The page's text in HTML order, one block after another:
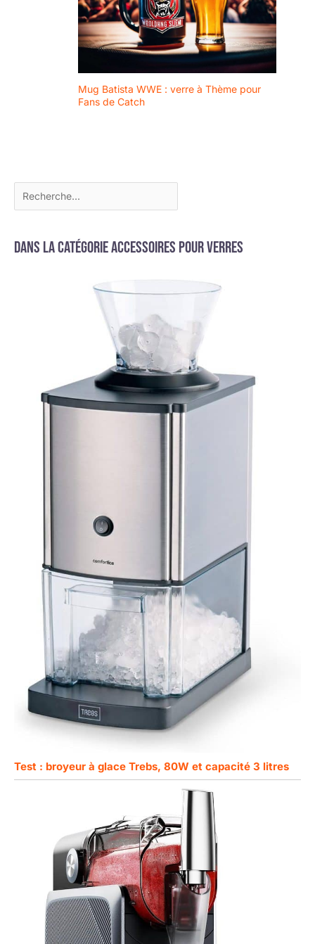
propre sans passer du
temps à la frotter.
Mug Batista WWE : verre à Thème pour
Fans de Catch
Dans la catégorie Accessoires pour verres
Test : broyeur à glace Trebs, 80W et capacité 3 litres